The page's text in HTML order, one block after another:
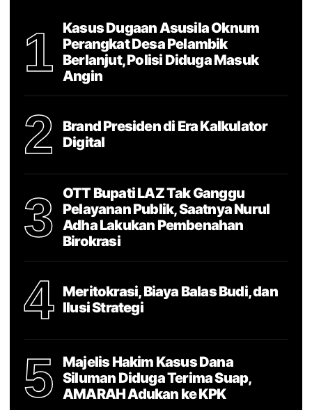
1
Kasus Dugaan Asusila Oknum
Perangkat Desa Pelambik
Berlanjut, Polisi Diduga Masuk
Angin
2
Brand Presiden di Era Kalkulator
Digital
3
OTT Bupati LAZ Tak Ganggu
Pelayanan Publik, Saatnya Nurul
Adha Lakukan Pembenahan
Birokrasi
4
Meritokrasi, Biaya Balas Budi, dan
Ilusi Strategi
5
Majelis Hakim Kasus Dana
Siluman Diduga Terima Suap,
AMARAH Adukan ke KPK